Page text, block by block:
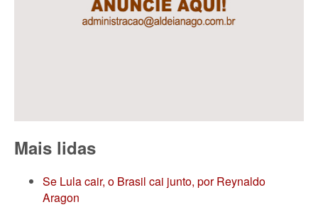
Mais lidas
Se Lula cair, o Brasil cai junto, por Reynaldo
Aragon